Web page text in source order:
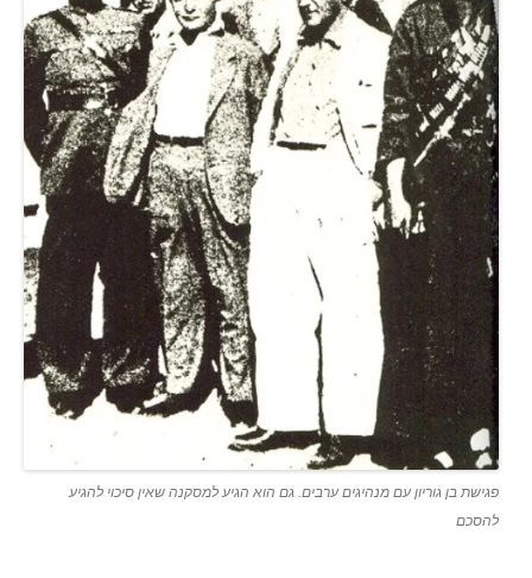
פגישת בן גוריון עם מנהיגים ערבים. גם הוא הגיע למסקנה שאין סיכוי להגיע
להסכם